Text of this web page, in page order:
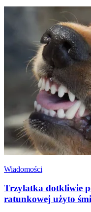
Wiadomości
Trzylatka dotkliwie
ratunkowej użyto